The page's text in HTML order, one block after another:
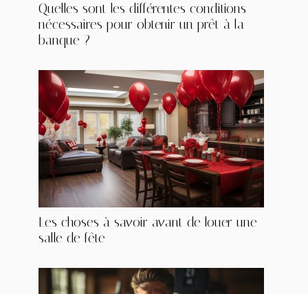
Quelles sont les différentes conditions
nécessaires pour obtenir un prêt à la
banque ?
Les choses à savoir avant de louer une
salle de fête